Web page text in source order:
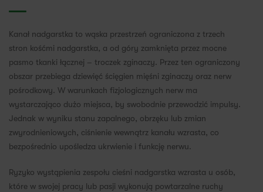
Kanał nadgarstka to wąska przestrzeń ograniczona z trzech
stron kośćmi nadgarstka, a od góry zamknięta przez mocne
pasmo tkanki łącznej – troczek zginaczy. Przez ten ograniczony
obszar przebiega dziewięć ścięgien mięśni zginaczy oraz nerw
pośrodkowy. W warunkach fizjologicznych nerw ma
wystarczająco dużo miejsca, by swobodnie przewodzić impulsy.
Jednak w wyniku stanu zapalnego, obrzęku lub zmian
zwyrodnieniowych, ciśnienie wewnątrz kanału wzrasta, co
bezpośrednio upośledza ukrwienie i funkcję nerwu.
Ryzyko wystąpienia zespołu cieśni nadgarstka wzrasta u osób,
które w swojej pracy lub pasji wykonują powtarzalne ruchy